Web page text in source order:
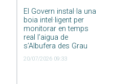
El Govern instal·la una
boia intel·ligent per
monitorar en temps
real l’aigua de
s’Albufera des Grau
20/07/2026 09:33